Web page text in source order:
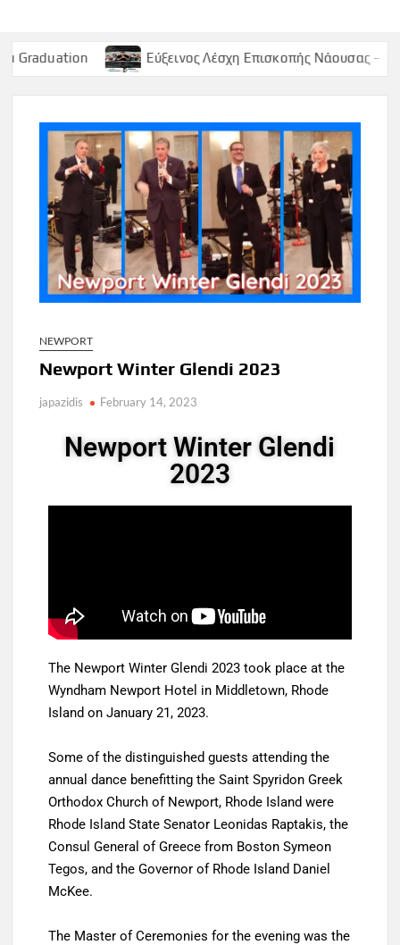
Εύξεινος Λέσχη Επισκοπής Νάουσας – Παρασκευή 9
NEWPORT
Newport Winter Glendi 2023
japazidis February 14, 2023
Newport Winter Glendi
2023
The Newport Winter Glendi 2023 took place at the
Wyndham Newport Hotel in Middletown, Rhode
Island on January 21, 2023.
Some of the distinguished guests attending the
annual dance benefitting the Saint Spyridon Greek
Orthodox Church of Newport, Rhode Island were
Rhode Island State Senator Leonidas Raptakis, the
Consul General of Greece from Boston Symeon
Tegos, and the Governor of Rhode Island Daniel
McKee.
The Master of Ceremonies for the evening was the